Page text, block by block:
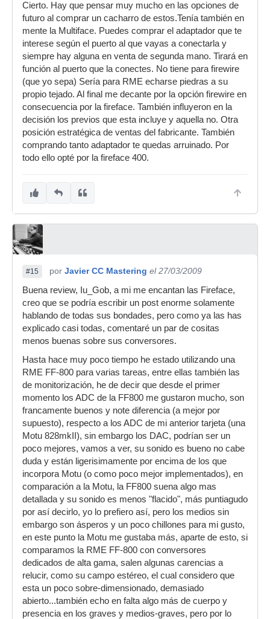
Cierto. Hay que pensar muy mucho en las opciones de
futuro al comprar un cacharro de estos.Tenía también en
mente la Multiface. Puedes comprar el adaptador que te
interese según el puerto al que vayas a conectarla y
siempre hay alguna en venta de segunda mano. Tirará en
función al puerto que la conectes. No tiene para firewire
(que yo sepa) Sería para RME echarse piedras a su
propio tejado. Al final me decante por la opción firewire en
consecuencia por la fireface. También influyeron en la
decisión los previos que esta incluye y aquella no. Otra
posición estratégica de ventas del fabricante. También
comprando tanto adaptador te quedas arruinado. Por
todo ello opté por la fireface 400.
#15 por Javier CC Mastering el 27/03/2009
Buena review, Iu_Gob, a mi me encantan las Fireface,
creo que se podría escribir un post enorme solamente
hablando de todas sus bondades, pero como ya las has
explicado casi todas, comentaré un par de cositas
menos buenas sobre sus conversores.
Hasta hace muy poco tiempo he estado utilizando una
RME FF-800 para varias tareas, entre ellas también las
de monitorización, he de decir que desde el primer
momento los ADC de la FF800 me gustaron mucho, son
francamente buenos y note diferencia (a mejor por
supuesto), respecto a los ADC de mi anterior tarjeta (una
Motu 828mkII), sin embargo los DAC, podrían ser un
poco mejores, vamos a ver, su sonido es bueno no cabe
duda y están ligerisimamente por encima de los que
incorpora Motu (o como poco mejor implementados), en
comparación a la Motu, la FF800 suena algo mas
detallada y su sonido es menos "flacido", más puntiagudo
por así decirlo, yo lo prefiero así, pero los medios sin
embargo son ásperos y un poco chillones para mi gusto,
en este punto la Motu me gustaba más, aparte de esto, si
comparamos la RME FF-800 con conversores
dedicados de alta gama, salen algunas carencias a
relucir, como su campo estéreo, el cual considero que
esta un poco sobre-dimensionado, demasiado
abierto...también echo en falta algo más de cuerpo y
presencia en los graves y medios-graves, pero por lo